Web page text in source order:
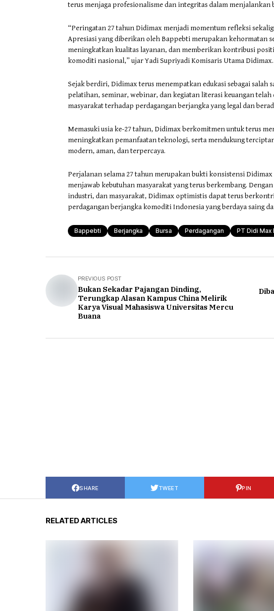
terus menjaga profesionalisme dan integritas dalam menjalankan
“Peringatan 27 tahun Didimax menjadi momentum refleksi
Apresiasi yang diberikan oleh Bappebti merupakan kehormatan
meningkatkan kualitas layanan, dan memberikan kontribusi
komoditi nasional,” ujar Yadi Supriyadi Komisaris Utama Didimax.
Sejak berdiri, Didimax terus menempatkan edukasi sebagai salah
pelatihan, seminar, webinar, dan kegiatan literasi keuangan
masyarakat terhadap perdagangan berjangka yang legal dan
Memasuki usia ke-27 tahun, Didimax berkomitmen untuk terus
meningkatkan pemanfaatan teknologi, serta mendukung
modern, aman, dan terpercaya.
Perjalanan selama 27 tahun merupakan bukti konsistensi
menjawab kebutuhan masyarakat yang terus berkembang.
industri, dan masyarakat, Didimax optimistis dapat terus
perdagangan berjangka komoditi Indonesia yang berdaya saing
Bappebti Berjangka Bursa Perdagangan PT Didi Max
PREVIOUS POST
Bukan Sekadar Pajangan Dinding,
Terungkap Alasan Kampus China Melirik
Karya Visual Mahasiswa Universitas Mercu
Buana
SHARE TWEET PIN
RELATED ARTICLES